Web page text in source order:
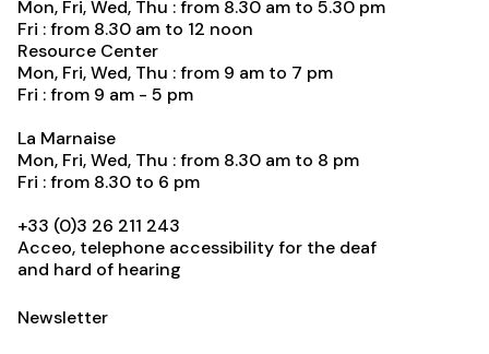
Mon, Fri, Wed, Thu : from 8.30 am to 5.30 pm
Fri : from 8.30 am to 12 noon
Resource Center
Mon, Fri, Wed, Thu : from 9 am to 7 pm
Fri : from 9 am - 5 pm
La Marnaise
Mon, Fri, Wed, Thu : from 8.30 am to 8 pm
Fri : from 8.30 to 6 pm
+33 (0)3 26 211 243
Acceo, telephone accessibility for the deaf
and hard of hearing
Newsletter